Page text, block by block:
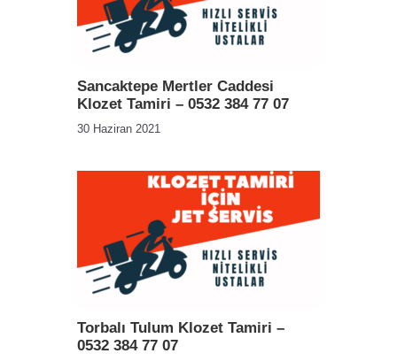
Sancaktepe Mertler Caddesi
Klozet Tamiri – 0532 384 77 07
30 Haziran 2021
Torbalı Tulum Klozet Tamiri –
0532 384 77 07